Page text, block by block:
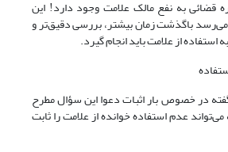
قضائی به نفع مالک علامت وجود دارد! این
باگذشت زمان بیشتر، بررسی دقیق‌تر و
از علامت باید انجام گیرد.
در خصوص بار اثبات دعوا این سؤال مطرح
عدم استفاده خوانده از علامت را ثابت